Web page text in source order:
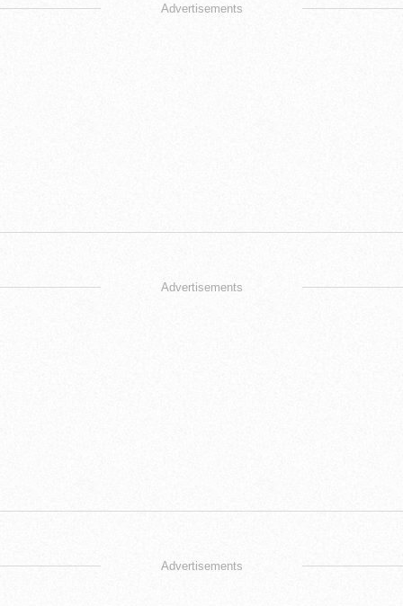
Advertisements
Advertisements
Advertisements